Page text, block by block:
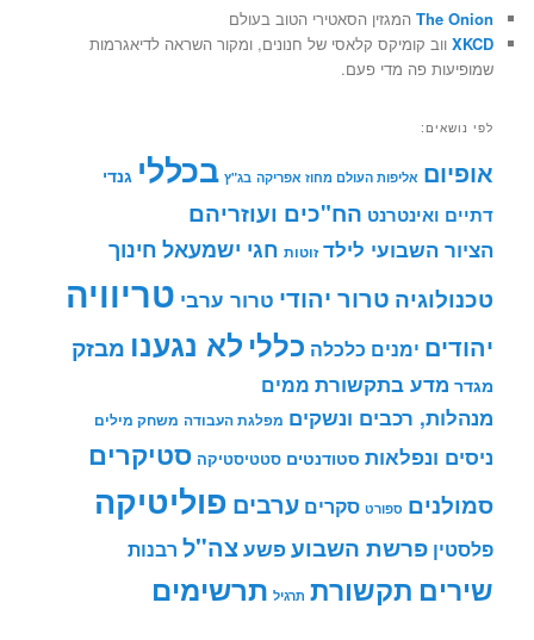
The Onion המגזין הסאטירי הטוב בעולם
XKCD ווב קומיקס קלאסי של חנונים, ומקור השראה לדיאגרמות
שמופיעות פה מדי פעם.
לפי נושאים:
אופיום אליפות העולם מחוז אפריקה בג"ץ בכללי גנדי
דתיים ואינטרנט הח"כים ועוזריהם
הציור השבועי לילד זוטות חגי ישמעאל חינוך
טכנולוגיה טרור יהודי טרור ערבי טריוויה
יהודים ימנים כלכלה כללי לא נגענו מבזק
מגדר מדע בתקשורת ממים
מנהלות, רכבים ונשקים מפלגת העבודה משחק מילים
ניסים ונפלאות סטודנטים סטטיסטיקה סטיקרים
סמולנים ספורט סקרים ערבים פוליטיקה
פלסטין פרשת השבועפשעצה"ל רבנות
שירים תקשורת תרגיל תרשימים